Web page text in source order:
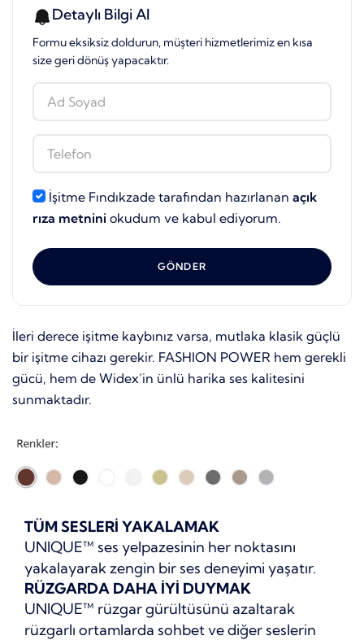
Detaylı Bilgi Al
Formu eksiksiz doldurun, müşteri hizmetlerimiz en kısa
size geri dönüş yapacaktır.
İşitme Fındıkzade tarafından hazırlanan açık
rıza metnini okudum ve kabul ediyorum.
GÖNDER
İleri derece işitme kaybınız varsa, mutlaka klasik güçlü
bir işitme cihazı gerekir. FASHION POWER hem gerekli
gücü, hem de Widex’in ünlü harika ses kalitesini
sunmaktadır.
TÜM SESLERİ YAKALAMAK
UNIQUE™ ses yelpazesinin her noktasını
yakalayarak zengin bir ses deneyimi yaşatır.
RÜZGARDA DAHA İYİ DUYMAK
UNIQUE™ rüzgar gürültüsünü azaltarak
rüzgarlı ortamlarda sohbet ve diğer seslerin